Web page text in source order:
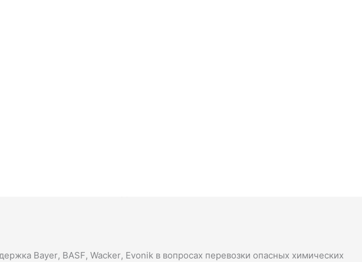
рынка транспортировки жидких химических грузов. Опыт работы на рынке
до 1100 литров).
Bayer, BASF, Wacker, Evonik в вопросах перевозки опасных химических